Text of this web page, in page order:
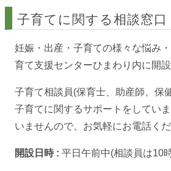
子育てに関する相談窓口
妊娠・出産・子育ての様々な悩み
育て支援センターひまわり内に開設
子育て相談員(保育士、助産師、保
子育てに関するサポートをしてい
いませんので、お気軽にお電話くだ
開設日時 : 平日午前中(相談員は10